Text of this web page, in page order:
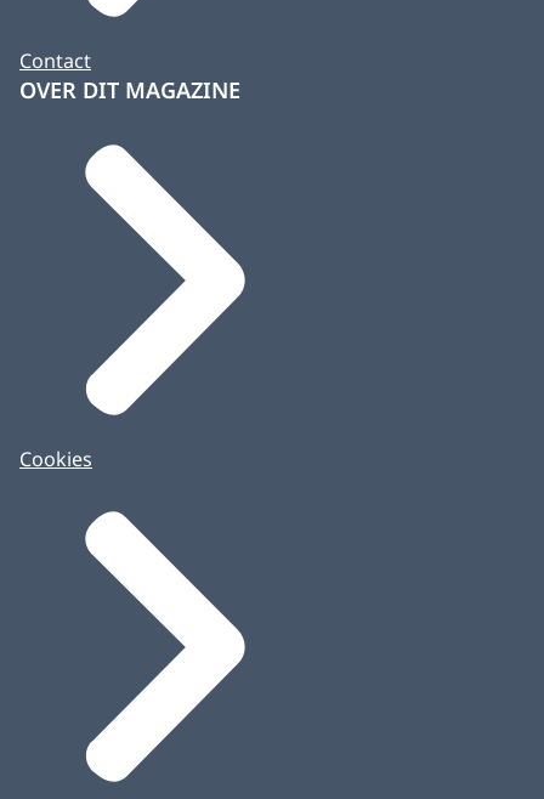
Contact
OVER DIT MAGAZINE
Cookies